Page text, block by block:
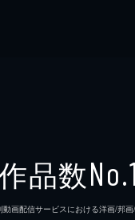
品数No.1
画配信サービスにおける洋画/邦